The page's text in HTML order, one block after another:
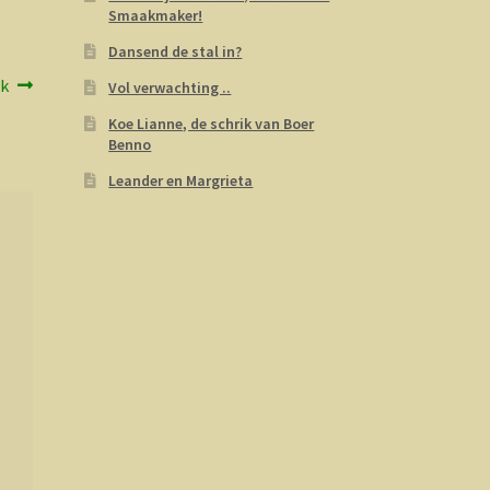
Smaakmaker!
Dansend de stal in?
Vol verwachting ..
Koe Lianne, de schrik van Boer
Benno
Leander en Margrieta